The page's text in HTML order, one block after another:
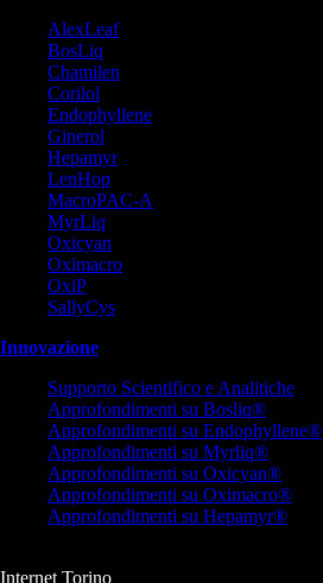
AlexLeaf
BosLiq
Chamilen
Corilol
Endophyllene
Ginerol
Hepamyr
LenHop
MacroPAC-A
MyrLiq
Oxicyan
Oximacro
OxiP
SallyCys
Innovazione
Supporto Scientifico e Analitiche
Approfondimenti su Bosliq®
Approfondimenti su Endophyllene®
Approfondimenti su Myrliq®
Approfondimenti su Oxicyan®
Approfondimenti su Oximacro®
Approfondimenti su Hepamyr®
Internet Torino